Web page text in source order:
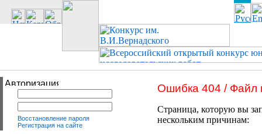
Восстановление пароля
Регистрация на сайте
Ошибка 404 / Файл
Страница, которую вы
нескольким причинам: